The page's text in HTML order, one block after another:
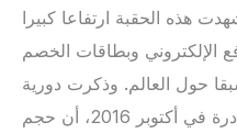
هذه الحقبة ارتفاعا كبيرا
وبطاقات الخصم
حول العالم. وذكرت دورية
“نيلسون ريبورت” الصادرة في أكتوبر 2016، أن حجم